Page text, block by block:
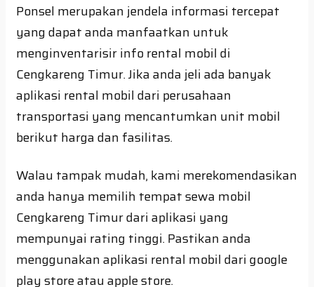
Ponsel merupakan jendela informasi tercepat
yang dapat anda manfaatkan untuk
menginventarisir info rental mobil di
Cengkareng Timur. Jika anda jeli ada banyak
aplikasi rental mobil dari perusahaan
transportasi yang mencantumkan unit mobil
berikut harga dan fasilitas.
Walau tampak mudah, kami merekomendasikan
anda hanya memilih tempat sewa mobil
Cengkareng Timur dari aplikasi yang
mempunyai rating tinggi. Pastikan anda
menggunakan aplikasi rental mobil dari google
play store atau apple store.